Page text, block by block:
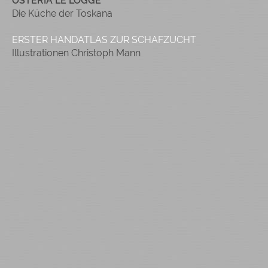
Die Küche der Toskana
ERSTER HANDATLAS ZUR SCHAFZUCHT
Illustrationen Christoph Mann